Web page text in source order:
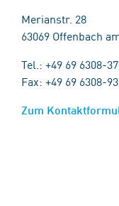
Merianstr. 28
63069 Offenbach
Tel.: +49 69 6308-
Fax: +49 69 6308-
Zum